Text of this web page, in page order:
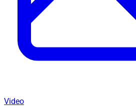
Video